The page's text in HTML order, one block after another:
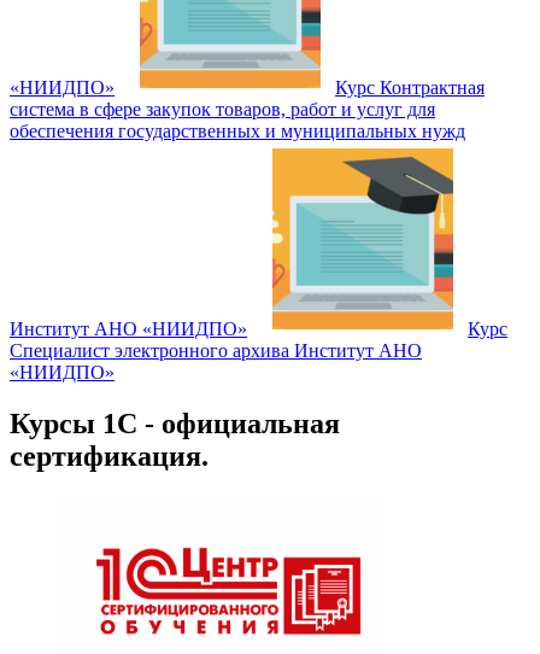
«НИИДПО»
Курс Контрактная
система в сфере закупок товаров, работ и услуг для
обеспечения государственных и муниципальных нужд
Институт АНО «НИИДПО»
Курс
Специалист электронного архива Институт АНО
«НИИДПО»
Курсы 1С - официальная
сертификация.